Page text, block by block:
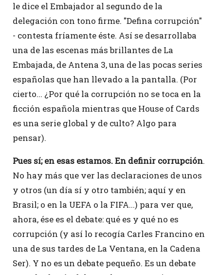
le dice el Embajador al segundo de la
delegación con tono firme. "Defina corrupción"
- contesta fríamente éste. Así se desarrollaba
una de las escenas más brillantes de La
Embajada, de Antena 3, una de las pocas series
españolas que han llevado a la pantalla. (Por
cierto... ¿Por qué la corrupción no se toca en la
ficción española mientras que House of Cards
es una serie global y de culto? Algo para
pensar).
Pues sí; en esas estamos. En definir corrupción.
No hay más que ver las declaraciones de unos
y otros (un día sí y otro también; aquí y en
Brasil; o en la UEFA o la FIFA...) para ver que,
ahora, ése es el debate: qué es y qué no es
corrupción (y así lo recogía Carles Francino en
una de sus tardes de La Ventana, en la Cadena
Ser). Y no es un debate pequeño. Es un debate